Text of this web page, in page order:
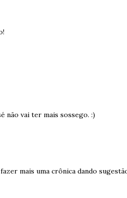
não vai ter mais sossego. :)
mais uma crônica dando